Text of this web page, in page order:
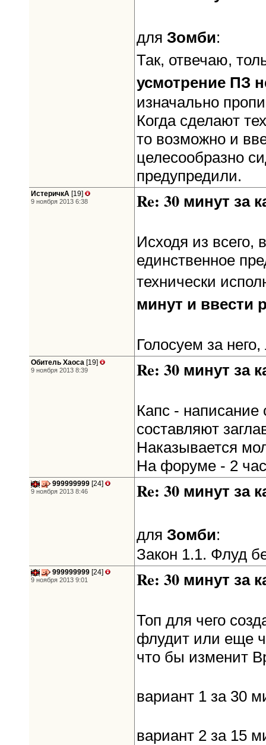
для Зомби:
Так, отвечаю,
усмотрение ПЗ
изначально
Когда сделают
то возможно и
целесообразно
предупредили.
ИстеричкА [19]
9 ноября 2013 6:38 Re: 30 минут за
Исходя из всего,
единственное
технически
минут и ввести
Голосуем за
Обитель Хаоса [19]
9 ноября 2013 8:39 Re: 30 минут за
Капс - написание
составляют
Наказывается
На форуме - 2
999999999 [24]
9 ноября 2013 8:46 Re: 30 минут за
для Зомби:
Закон 1.1. Флуд
999999999 [24]
9 ноября 2013 9:01 Re: 30 минут за
Топ для чего
флудит или еще
что бы изменит
вариант 1 за 30
вариант 2 за 15